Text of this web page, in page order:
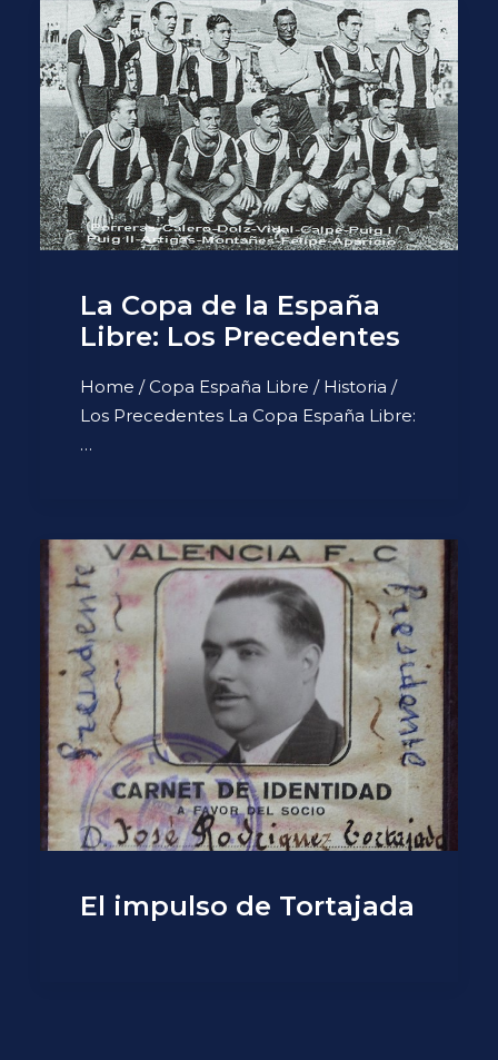
La Copa de la España
Libre: Los Precedentes
Home / Copa España Libre / Historia /
Los Precedentes La Copa España Libre:
…
El impulso de Tortajada